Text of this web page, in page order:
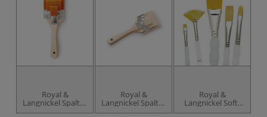
Royal &
Langnickel Spalter
Pinsel-Set
Royal &
Langnickel Spalter
Pinsel-Set
Royal &
Langnickel Soft-
Grip Schrägpinsel-